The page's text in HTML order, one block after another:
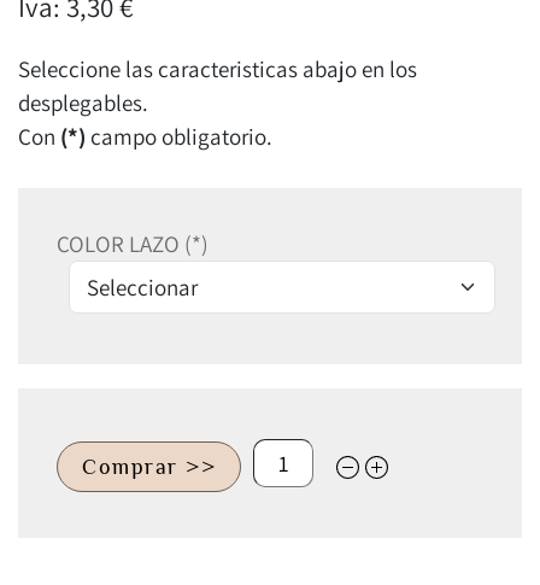
Seleccione las caracteristicas abajo en los
desplegables.
Con (*) campo obligatorio.
COLOR LAZO (*)
Comprar >>